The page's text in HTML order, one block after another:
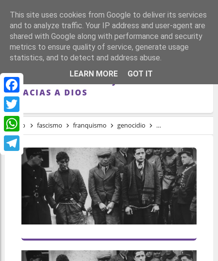
Facebook
Twitter
WhatsApp
Telegram
PREDICADORES ARMADOS: LOS CURAS
QUE MATARON A «ROJOS» Y DIERON
GRACIAS A DIOS
Inicio fascismo franquismo genocidio Nacionalcatolicismo
This site uses cookies from Google to deliver its services
and to analyze traffic. Your IP address and user-agent are
shared with Google along with performance and security
metrics to ensure quality of service, generate usage
statistics, and to detect and address abuse.
LEARN MORE
GOT IT